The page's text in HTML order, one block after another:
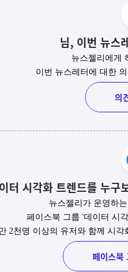
님, 이번 뉴스
뉴스젤리에게
이번 뉴스레터에 대한
의
터 시각화 트렌드를 누구
뉴스젤리가 운영하
페이스북 그룹 '데이터 시
2천명 이상의 유저와 함께 시
페이스북